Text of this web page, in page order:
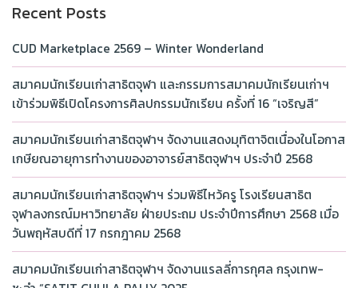
Recent Posts
CUD Marketplace 2569 – Winter Wonderland
สมาคมนักเรียนเก่าสาธิตจุฬา และกรรมการสมาคมนักเรียนเก่าฯ
เข้าร่วมพิธีเปิดโครงการศิลปกรรมนักเรียน ครั้งที่ 16 “เจริญสี”
สมาคมนักเรียนเก่าสาธิตจุฬาฯ จัดงานแสดงมุทิตาจิตเนื่องในโอกาส
เกษียณอายุการทำงานของอาจารย์สาธิตจุฬาฯ ประจำปี 2568
สมาคมนักเรียนเก่าสาธิตจุฬาฯ ร่วมพิธีไหว้ครู โรงเรียนสาธิต
จุฬาลงกรณ์มหาวิทยาลัย ฝ่ายประถม ประจำปีการศึกษา 2568 เมื่อ
วันพฤหัสบดีที่ 17 กรกฎาคม 2568
สมาคมนักเรียนเก่าสาธิตจุฬาฯ จัดงานแรลลี่การกุศล กรุงเทพ-